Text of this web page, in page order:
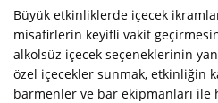
Büyük etkinliklerde içecek
misafirlerin keyifli vakit
alkolsüz içecek seçeneklerinin
özel içecekler sunmak, etkinliğin
barmenler ve bar ekipmanları ile
İletişim